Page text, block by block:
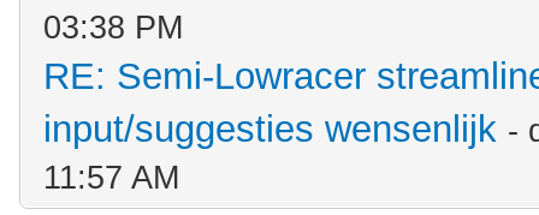
03:38 PM
RE: Semi-Lowracer
input/suggesties wensenlijk -
11:57 AM